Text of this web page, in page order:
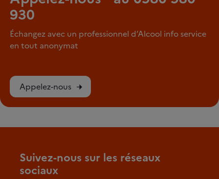
930
Échangez avec un professionnel d’Alcool info service
en tout anonymat
Appelez-nous
Suivez-nous sur les réseaux
sociaux